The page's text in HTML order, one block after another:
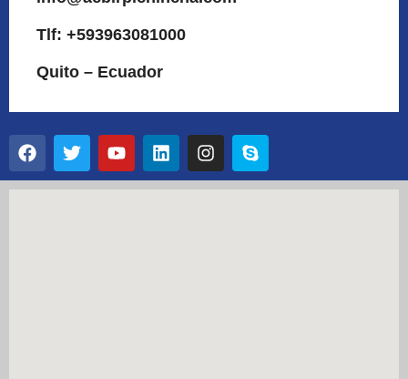
Tlf: +593963081000
Quito – Ecuador